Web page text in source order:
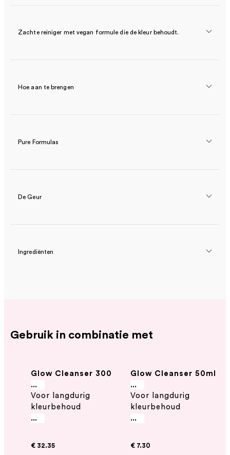
Zachte reiniger met vegan formule die de kleur behoudt.
Hoe aan te brengen
Pure Formulas
De Geur
Ingrediënten
Gebruik in combinatie met
Glow Cleanser 300
ml - Natuurlijke
shampoo voor
gekleurd haar
...
Voor langdurig
kleurbehoud
...
€ 32.35
Glow Cleanser 50ml
...
Voor langdurig
kleurbehoud
...
€ 7.30